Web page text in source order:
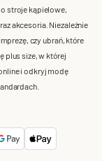
stroje kąpielowe,
akcesoria. Niezależnie
czy ubrań, które
plus size, w której
i odkryj modę